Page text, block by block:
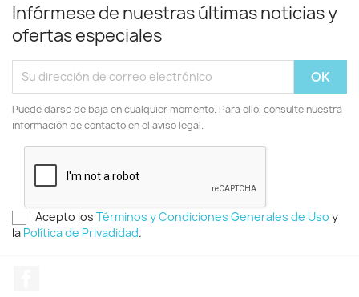
Infórmese de nuestras últimas noticias y
ofertas especiales
Puede darse de baja en cualquier momento. Para ello, consulte nuestra
información de contacto en el aviso legal.
Acepto los Términos y Condiciones Generales de Uso y
la Política de Privadidad.